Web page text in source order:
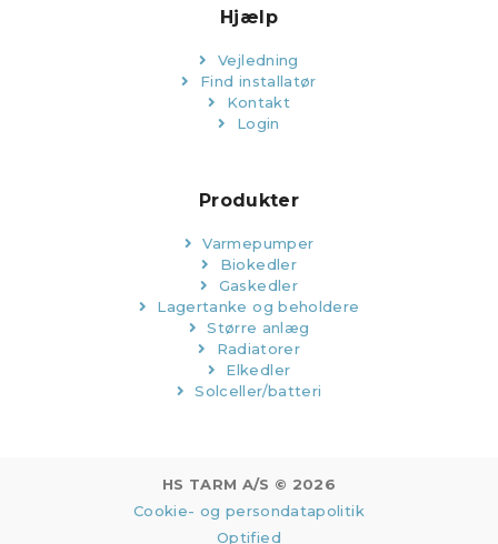
Hjælp
Vejledning
Find installatør
Kontakt
Login
Produkter
Varmepumper
Biokedler
Gaskedler
Lagertanke og beholdere
Større anlæg
Radiatorer
Elkedler
Solceller/batteri
HS TARM A/S © 2026
Cookie- og persondatapolitik
Optified